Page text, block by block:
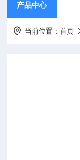
产品中心
当前位置：首页